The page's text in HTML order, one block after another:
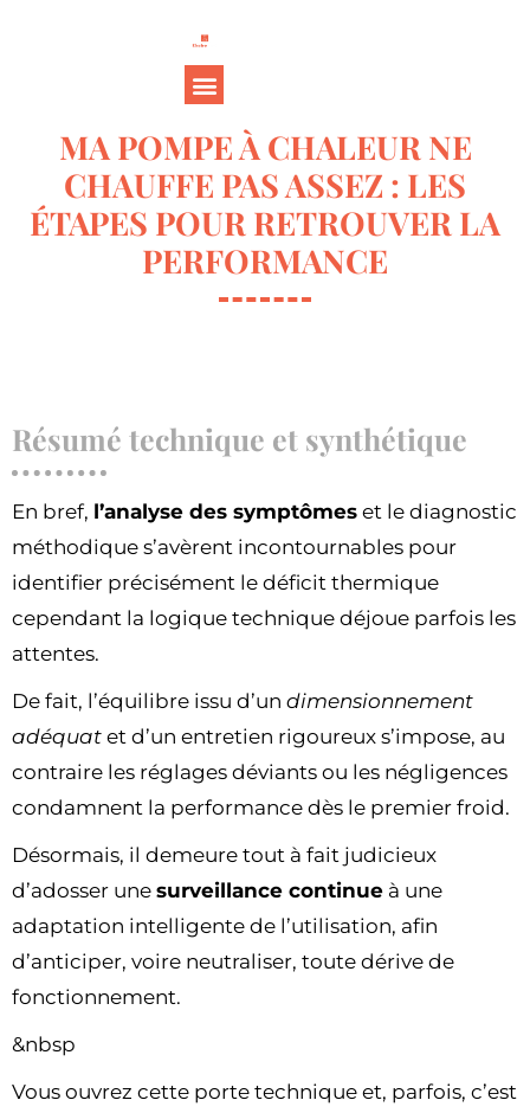
MA POMPE À CHALEUR NE
CHAUFFE PAS ASSEZ : LES
ÉTAPES POUR RETROUVER LA
PERFORMANCE
Résumé technique et synthétique
En bref, l’analyse des symptômes et le diagnostic
méthodique s’avèrent incontournables pour
identifier précisément le déficit thermique
cependant la logique technique déjoue parfois les
attentes.
De fait, l’équilibre issu d’un dimensionnement
adéquat et d’un entretien rigoureux s’impose, au
contraire les réglages déviants ou les négligences
condamnent la performance dès le premier froid.
Désormais, il demeure tout à fait judicieux
d’adosser une surveillance continue à une
adaptation intelligente de l’utilisation, afin
d’anticiper, voire neutraliser, toute dérive de
fonctionnement.
&nbsp
Vous ouvrez cette porte technique et, parfois, c’est